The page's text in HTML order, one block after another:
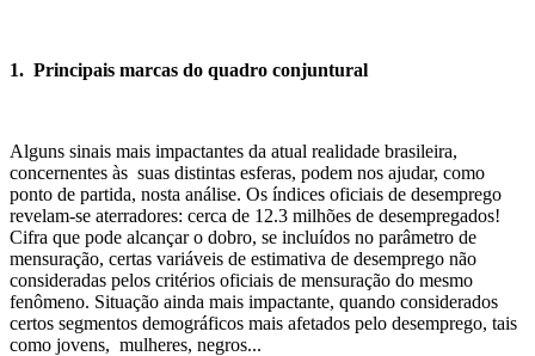
1. Principais marcas do quadro conjuntural
Alguns sinais mais impactantes da atual realidade brasileira,
concernentes às suas distintas esferas, podem nos ajudar, como
ponto de partida, nosta análise. Os índices oficiais de desemprego
revelam-se aterradores: cerca de 12.3 milhões de desempregados!
Cifra que pode alcançar o dobro, se incluídos no parâmetro de
mensuração, certas variáveis de estimativa de desemprego não
consideradas pelos critérios oficiais de mensuração do mesmo
fenômeno. Situação ainda mais impactante, quando considerados
certos segmentos demográficos mais afetados pelo desemprego, tais
como jovens, mulheres, negros...